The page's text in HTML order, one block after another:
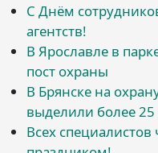
С Днём
агентств!
В Ярославле в
пост охраны
В Брянске на
выделили более
Всех